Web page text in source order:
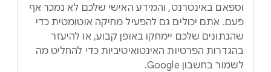
וספאם באינטרנט, והמידע האישי שלכם לא נמכר אף
פעם. אתם יכולים גם להפעיל מחיקה אוטומטית כדי
שהנתונים שלכם יימחקו באופן קבוע, או להיעזר
בהגדרות הפרטיות האינטואיטיביות כדי להחליט מה
לשמור בחשבון Google.